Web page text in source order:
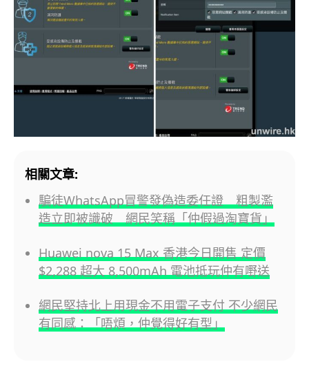
相關文章:
騙徒WhatsApp冒警發偽造委任證 粗製濫
造立即被識破 網民笑稱「仲假過淘寶貨」
Huawei nova 15 Max 香港今日開售 定價
$2,288 超大 8,500mAh 電池抵玩仲有嘢送
網民堅持北上用現金不用電子支付 不少網民
有同感：「唔煩，仲覺得好有型」